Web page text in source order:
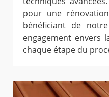
pour une
bénéficiant de
engagement envers
chaque étape du